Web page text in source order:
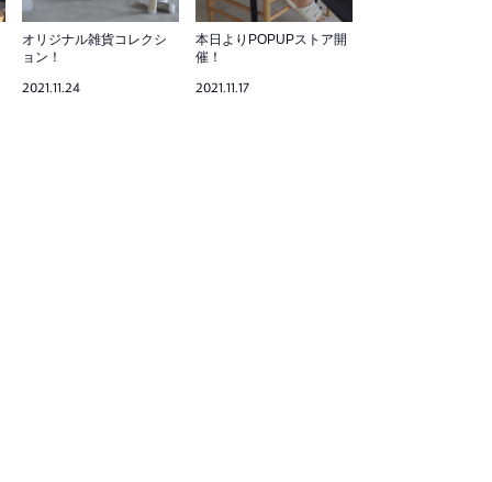
オリジナル雑貨コレクシ
ョン！
2021.11.24
本日よりPOPUPストア開
催！
2021.11.17